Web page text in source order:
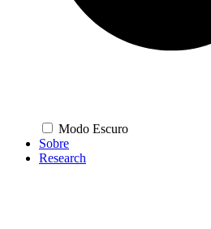
Modo Escuro
Sobre
Research